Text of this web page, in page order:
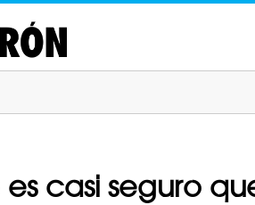
casi seguro